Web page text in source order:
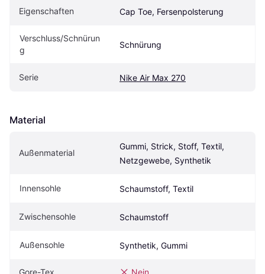
Eigenschaften Cap Toe, Fersenpolsterung
Verschluss/Schnürun
g
Schnürung
Serie Nike Air Max 270
Material
Außenmaterial
Gummi, Strick, Stoff, Textil,
Netzgewebe, Synthetik
Innensohle Schaumstoff, Textil
Zwischensohle Schaumstoff
Außensohle Synthetik, Gummi